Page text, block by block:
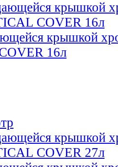
крышкой
16л